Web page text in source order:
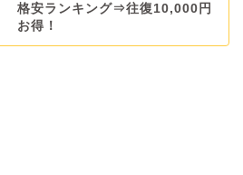
格安ランキング⇒往復10,000円
お得！